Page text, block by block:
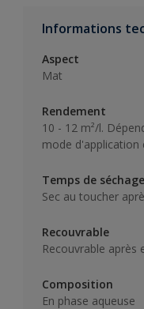
Informations
Aspect
Mat
Rendement
10 - 12 m²/l.
mode
Temps de séchage
Sec au toucher
Recouvrable
Recouvrable après
Composition
En phase aqueuse